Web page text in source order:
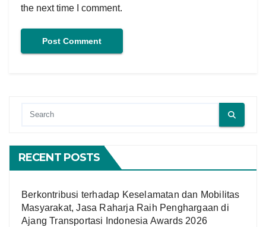
the next time I comment.
RECENT POSTS
Berkontribusi terhadap Keselamatan dan Mobilitas
Masyarakat, Jasa Raharja Raih Penghargaan di
Ajang Transportasi Indonesia Awards 2026